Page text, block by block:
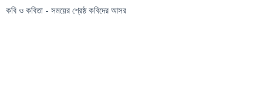
কবি ও কবিতা - সময়ের শ্রেষ্ঠ কবিদের আসর